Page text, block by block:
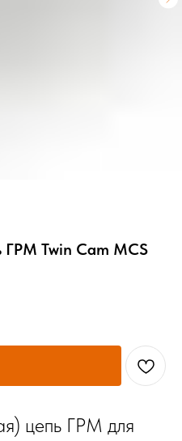
ГРМ Twin Cam MCS
цепь ГРМ для